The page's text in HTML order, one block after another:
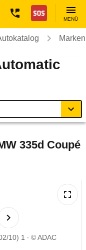
Nothilfe
MENÜ
335d Coupé
10) 1 © ADAC